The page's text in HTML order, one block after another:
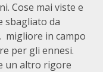
Cose mai viste e
sbagliato da
migliore in campo
per gli ennesi.
un altro rigore